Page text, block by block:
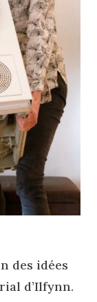
des idées
d’Ilfynn.